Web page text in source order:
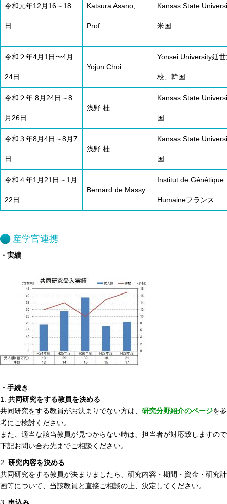
令和元年12月16～18
日
Katsura Asano,
Prof
Kansas State
米国
令和２年4月1日〜4月
24日
Yojun Choi
Yonsei University延
校、韓国
令和２年 8月24日～8
月26日
浅野 桂
Kansas State
国
令和３年8月4日～8月7
日
浅野 桂
Kansas State
国
令和４年1月21日～1月
22日
Bernard de Massy
Institut de Génétique
Humaineフランス
産学官連携
・実績
・手続き
1. 共同研究をする教員を決める
共同研究をする教員がお決まりでない方は、 研究分野紹介のページを参
考にご検討ください。
また、適当な該当教員が見つからない時は、担当者が対応致しますので
下記お問い合わ先までご相談ください。
2. 研究内容を決める
共同研究をする教員が決まりましたら、研究内容・期間・資金・研究計
画等について、当該教員と直接ご相談の上、決定してください。